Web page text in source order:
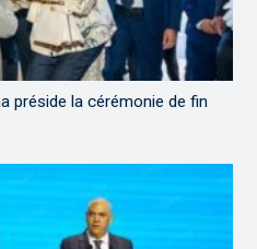
préside la cérémonie de fin